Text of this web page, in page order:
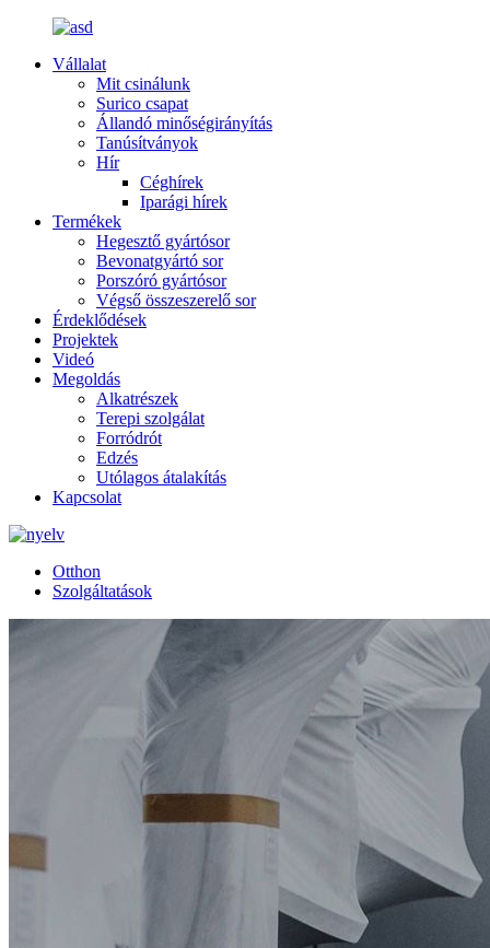
Vállalat
Mit csinálunk
Surico csapat
Állandó minőségirányítás
Tanúsítványok
Hír
Céghírek
Iparági hírek
Termékek
Hegesztő gyártósor
Bevonatgyártó sor
Porszóró gyártósor
Végső összeszerelő sor
Érdeklődések
Projektek
Videó
Megoldás
Alkatrészek
Terepi szolgálat
Forródrót
Edzés
Utólagos átalakítás
Kapcsolat
Otthon
Szolgáltatások